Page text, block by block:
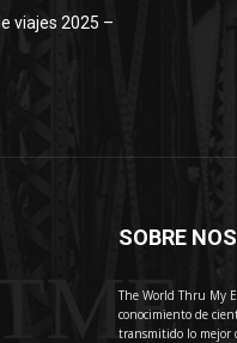
viajes 2025 –
SOBRE
The World Thru My
conocimiento de
transmitido lo mejor